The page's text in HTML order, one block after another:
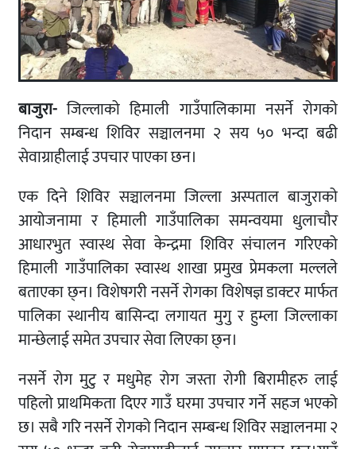
बाजुरा- जिल्लाको हिमाली गाउँपालिकामा नसर्ने रोगको
निदान सम्बन्ध शिविर सञ्चालनमा २ सय ५० भन्दा बढी
सेवाग्राहीलाई उपचार पाएका छन।
एक दिने शिविर सञ्चालनमा जिल्ला अस्पताल बाजुराको
आयोजनामा र हिमाली गाउँपालिका समन्वयमा धुलाचौर
आधारभुत स्वास्थ सेवा केन्द्रमा शिविर संचालन गरिएको
हिमाली गाउँपालिका स्वास्थ शाखा प्रमुख प्रेमकला मल्लले
बताएका छ्न। विशेषगरी नसर्ने रोगका विशेषज्ञ डाक्टर मार्फत
पालिका स्थानीय बासिन्दा लगायत मुगु र हुम्ला जिल्लाका
मान्छेलाई समेत उपचार सेवा लिएका छ्न।
नसर्ने रोग मुटु र मधुमेह रोग जस्ता रोगी बिरामीहरु लाई
पहिलो प्राथमिकता दिएर गाउँ घरमा उपचार गर्ने सहज भएको
छ। सबै गरि नसर्ने रोगको निदान सम्बन्ध शिविर सञ्चालनमा २